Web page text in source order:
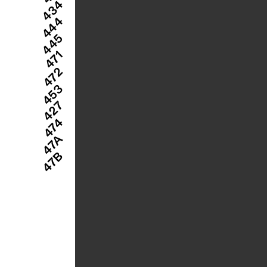
434
444
445
471
472
453
427
474
47A
47B